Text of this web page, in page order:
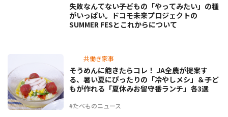
失敗なんてない――子どもの「やってみたい」の種
がいっぱい。ドコモ未来プロジェクトの
SUMMER FESとこれからについて
共働き家事
#たべものニュース
そうめんに飽きたらコレ！ JA全農が提案す
る、暑い夏にぴったりの「冷やしメシ」＆子ど
もが作れる「夏休みお留守番ランチ」各3選